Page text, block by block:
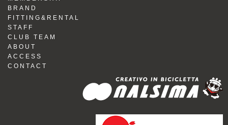
BRAND
FITTING&RENTAL
STAFF
CLUB TEAM
ABOUT
ACCESS
CONTACT